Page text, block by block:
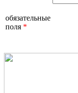
обязательные
поля *